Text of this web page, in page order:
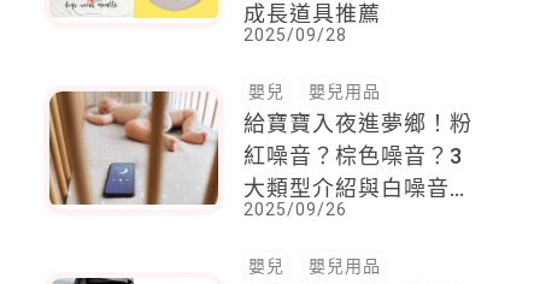
成長道具推薦
2025/09/28
嬰兒 嬰兒用品
給寶寶入夜進夢鄉！粉
紅噪音？棕色噪音？3
大類型介紹與白噪音頻
道推薦
2025/09/26
嬰兒 嬰兒用品